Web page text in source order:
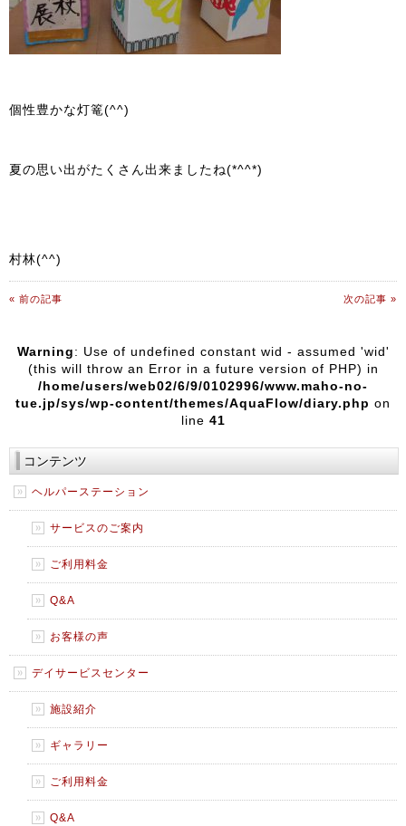
個性豊かな灯篭(^^)
夏の思い出がたくさん出来ましたね(*^^*)
村林(^^)
« 前の記事 次の記事 »
Warning: Use of undefined constant wid - assumed 'wid'
(this will throw an Error in a future version of PHP) in
/home/users/web02/6/9/0102996/www.maho-no-
tue.jp/sys/wp-content/themes/AquaFlow/diary.php on
line 41
コンテンツ
ヘルパーステーション
サービスのご案内
ご利用料金
Q&A
お客様の声
デイサービスセンター
施設紹介
ギャラリー
ご利用料金
Q&A